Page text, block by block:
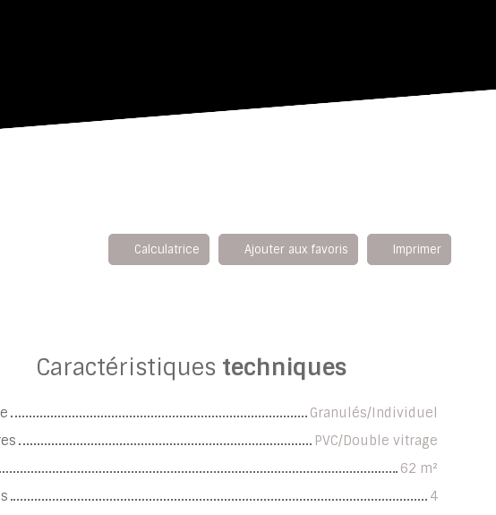
Calculatrice Ajouter aux favoris Imprimer
Caractéristiques techniques
Granulés/Individuel
PVC/Double vitrage
62 m²
4